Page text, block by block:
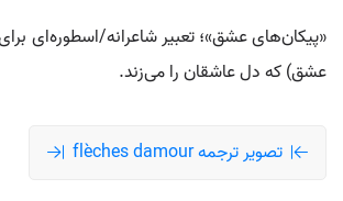
«پیکان‌های عشق»؛ تعبیر شاعرانه/اسطوره‌ای
عشق) که دل عاشقان را می‌زند.
تصویر ترجمه flèches damour